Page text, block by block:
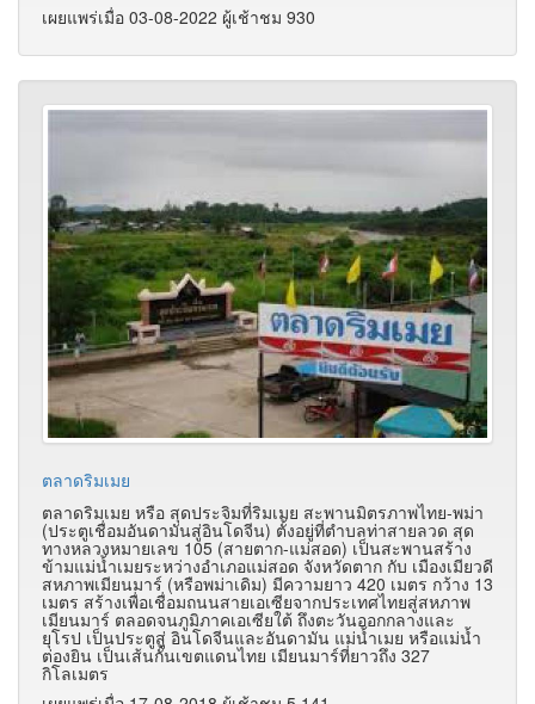
เผยแพร่เมื่อ 03-08-2022 ผู้เช้าชม 930
ตลาดริมเมย
ตลาดริมเมย หรือ สุดประจิมที่ริมเมย สะพานมิตรภาพไทย-พม่า
(ประตูเชื่อมอันดามันสู่อินโดจีน) ตั้งอยู่ที่ตำบลท่าสายลวด สุด
ทางหลวงหมายเลข 105 (สายตาก-แม่สอด) เป็นสะพานสร้าง
ข้ามแม่น้ำเมยระหว่างอำเภอแม่สอด จังหวัดตาก กับ เมืองเมียวดี
สหภาพเมียนมาร์ (หรือพม่าเดิม) มีความยาว 420 เมตร กว้าง 13
เมตร สร้างเพื่อเชื่อมถนนสายเอเซียจากประเทศไทยสู่สหภาพ
เมียนมาร์ ตลอดจนภูมิภาคเอเซียใต้ ถึงตะวันออกกลางและ
ยุโรป เป็นประตูสู่ อินโดจีนและอันดามัน แม่น้ำเมย หรือแม่น้ำ
ต่องยิน เป็นเส้นกั้นเขตแดนไทย เมียนมาร์ที่ยาวถึง 327
กิโลเมตร